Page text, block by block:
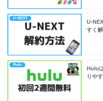
U-NEXT
U-
すく
Hulu
Hulu
りや